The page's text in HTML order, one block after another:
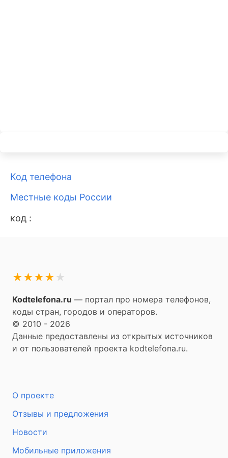
Код телефона
Местные коды России
код :
★
★
★
★
★
Kodtelefona.ru — портал про номера телефонов,
коды стран, городов и операторов.
© 2010 - 2026
Данные предоставлены из открытых источников
и от пользователей проекта kodtelefona.ru.
О проекте
Отзывы и предложения
Новости
Мобильные приложения